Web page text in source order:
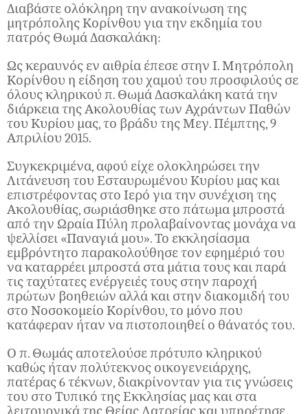
Διαβάστε ολόκληρη την ανακοίνωση της
μητρόπολης Κορίνθου για την εκδημία του
πατρός Θωμά Δασκαλάκη:
Ως κεραυνός εν αιθρία έπεσε στην Ι. Μητρόπολη
Κορίνθου η είδηση του χαμού του προσφιλούς σε
όλους κληρικού π. Θωμά Δασκαλάκη κατά την
διάρκεια της Ακολουθίας των Αχράντων Παθών
του Κυρίου μας, το βράδυ της Μεγ. Πέμπτης, 9
Απριλίου 2015.
Συγκεκριμένα, αφού είχε ολοκληρώσει την
Λιτάνευση του Εσταυρωμένου Κυρίου μας και
επιστρέφοντας στο Ιερό για την συνέχιση της
Ακολουθίας, σωριάσθηκε στο πάτωμα μπροστά
από την Ωραία Πύλη προλαβαίνοντας μονάχα να
ψελλίσει «Παναγιά μου». Το εκκλησίασμα
εμβρόντητο παρακολούθησε τον εφημέριό του
να καταρρέει μπροστά στα μάτια τους και παρά
τις ταχύτατες ενέργειές τους στην παροχή
πρώτων βοηθειών αλλά και στην διακομιδή του
στο Νοσοκομείο Κορίνθου, το μόνο που
κατάφεραν ήταν να πιστοποιηθεί ο θάνατός του.
Ο π. Θωμάς αποτελούσε πρότυπο κληρικού
καθώς ήταν πολύτεκνος οικογενειάρχης,
πατέρας 6 τέκνων, διακρίνονταν για τις γνώσεις
του στο Τυπικό της Εκκλησίας μας και στα